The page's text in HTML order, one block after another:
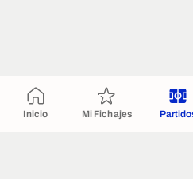
Inicio Mi Fichajes